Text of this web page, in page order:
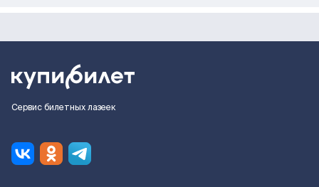
Сервис билетных лазеек